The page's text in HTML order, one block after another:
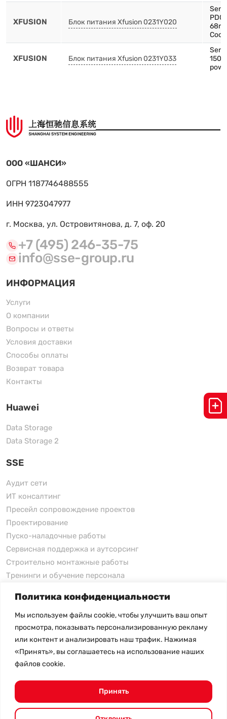
Политика конфиденциальности
Мы используем файлы cookie, чтобы улучшить ваш опыт
просмотра, показывать персонализированную рекламу
или контент и анализировать наш трафик. Нажимая
«Принять», вы соглашаетесь на использование наших
файлов cookie.
Принять
XFUSION Блок питания Xfusion 0231Y020
XFUSION Блок питания Xfusion 0231Y033
ООО «ШАНСИ»
ОГРН 1187746488555
ИНН 9723047977
г. Москва, ул. Островитянова, д. 7, оф. 20
+7 (495) 246-35-75
info@sse-group.ru
ИНФОРМАЦИЯ
Услуги
О компании
Вопросы и ответы
Условия доставки
Способы оплаты
Возврат товара
Контакты
Huawei
Data Storage
Data Storage 2
SSE
Аудит сети
ИТ консалтинг
Пресейл сопровождение проектов
Проектирование
Пуско-наладочные работы
Сервисная поддержка и аутсорсинг
Строительно монтажные работы
Тренинги и обучение персонала
xFusion
xFusion
xFusion AI Solution
Цены на товары не являются публичной офертой и
- Политика конфиденциальности- Возврат товара
© 2026.SHANGHAI SYSTEM ENGINEERING.Все права
защищены.